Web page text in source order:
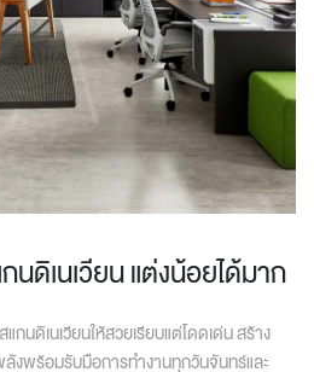
ดิเนเวียน แต่งน้อยได้มาก
นดิเนเวียนให้สวยเรียบแต่โดดเด่น สร้าง
งพร้อมรับมือการทำงานทุกวันจันทร์และ